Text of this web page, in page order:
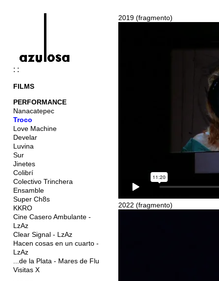
: :
FILMS
PERFORMANCE
Nanacatepec
Troco
Love Machine
Develar
Luvina
Sur
Jinetes
Colibrí
Colectivo Trinchera
Ensamble
Super Ch8s
KKRO
Cine Casero Ambulante -
LzAz
Clear Signal - LzAz
Hacen cosas en un cuarto -
LzAz
...de la Plata - Mares de Flu
Visitas X
2019 (fragmento)
2022 (fragmento)